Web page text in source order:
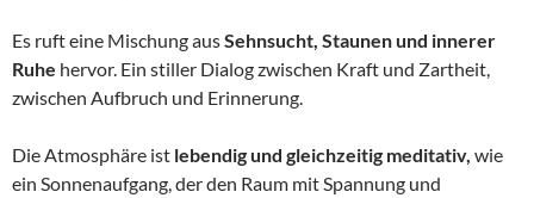
Es ruft eine Mischung ausSehnsucht, Staunen und innerer
Ruhe hervor. Ein stiller Dialog zwischen Kraft und Zartheit,
zwischen Aufbruch und Erinnerung.
Die Atmosphäre ist lebendig und gleichzeitig meditativ, wie
ein Sonnenaufgang, der den Raum mit Spannung und